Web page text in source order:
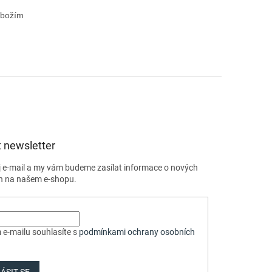
newsletter
e-mail a my vám budeme zasílat informace o nových
na našem e-shopu.
e-mailu souhlasíte s podmínkami ochrany osobních